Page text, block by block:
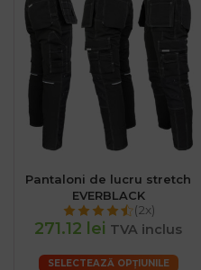
Pantaloni de lucru stretch
EVERBLACK
(2x)
271.12 lei TVA inclus
SELECTEAZĂ OPȚIUNILE